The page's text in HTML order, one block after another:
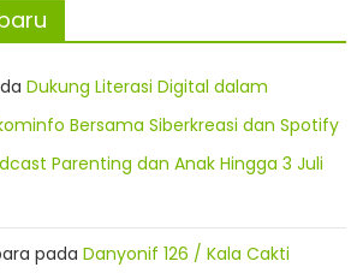
Dukung Literasi Digital dalam
Bersama Siberkreasi dan Spotify
Parenting dan Anak Hingga 3 Juli
pada Danyonif 126 / Kala Cakti